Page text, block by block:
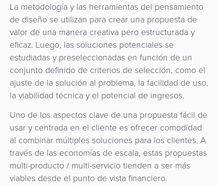
La metodología y las herramientas del pensamiento
de diseño se utilizan para crear una propuesta de
valor de una manera creativa pero estructurada y
eficaz. Luego, las soluciones potenciales se
estudiadas y preseleccionadas en función de un
conjunto definido de criterios de selección, como el
ajuste de la solución al problema, la facilidad de uso,
la viabilidad técnica y el potencial de ingresos.
Uno de los aspectos clave de una propuesta fácil de
usar y centrada en el cliente es ofrecer comodidad
al combinar múltiples soluciones para los clientes. A
través de las economías de escala, estas propuestas
multi-producto / multi-servicio tienden a ser más
viables desde el punto de vista financiero.